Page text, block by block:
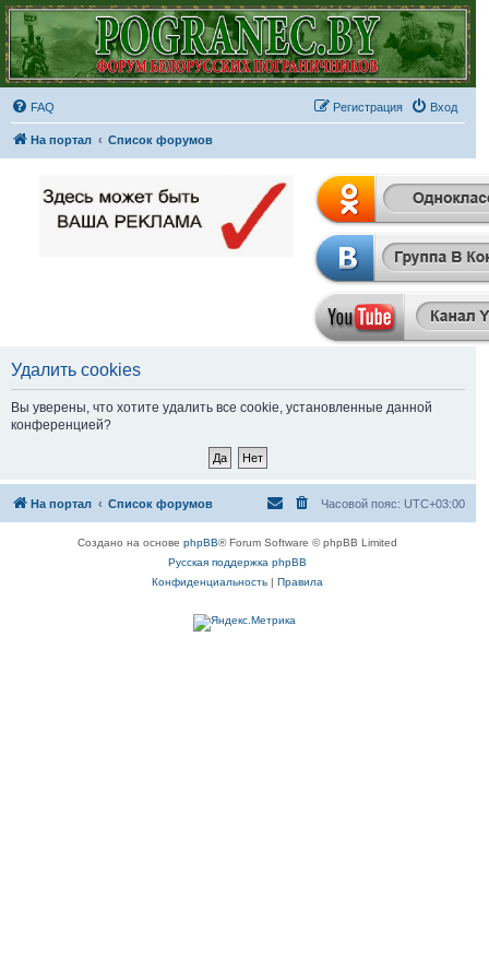
FAQ Вход
Регистрация
На портал Список форумов
Удалить cookies
Вы уверены, что хотите удалить все cookie, установленные данной
конференцией?
На портал Список форумов Часовой пояс: UTC+03:00
Создано на основеphpBB® Forum Software © phpBB Limited
Русская поддержка phpBB
Конфиденциальность
Правила